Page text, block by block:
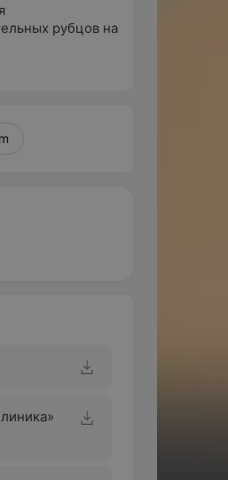
рубцов на